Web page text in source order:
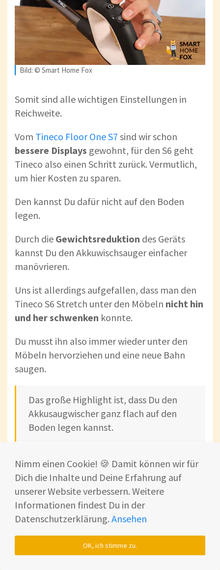
Bild: © Smart Home Fox
Somit sind alle wichtigen Einstellungen in
Reichweite.
Vom Tineco Floor One S7 sind wir schon
bessere Displays gewohnt, für den S6 geht
Tineco also einen Schritt zurück. Vermutlich,
um hier Kosten zu sparen.
Den kannst Du dafür nicht auf den Boden
legen.
Durch die Gewichtsreduktion des Geräts
kannst Du den Akkuwischsauger einfacher
manövrieren.
Uns ist allerdings aufgefallen, dass man den
Tineco S6 Stretch unter den Möbeln nicht hin
und her schwenken konnte.
Du musst ihn also immer wieder unter den
Möbeln hervorziehen und eine neue Bahn
saugen.
Das große Highlight ist, dass Du den
Akkusaugwischer ganz flach auf den
Boden legen kannst.
So musst Du keine Möbel verrücken. 🙂
Damit das funktioniert, hat Tineco den
Wassertanknach unten - auf die Bodendüse -
verlegt
Nimm einen Cookie! 🍪 Damit können wir für
Dich die Inhalte und Deine Erfahrung auf
unserer Website verbessern. Weitere
Informationen findest Du in der
Datenschutzerklärung. Ansehen
OK, ich stimme zu.